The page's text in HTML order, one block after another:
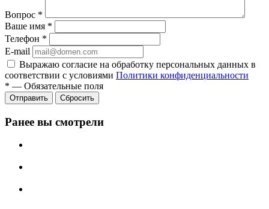
Вопрос *
Ваше имя *
Телефон *
E-mail
Выражаю согласие на обработку персональных данных в
соответствии с условиями Политики конфиденциальности
* — Обязательные поля
Отправить Сбросить
Ранее вы смотрели